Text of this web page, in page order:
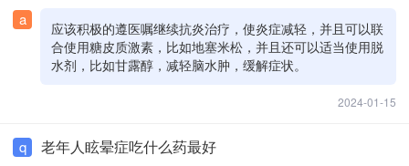
a
应该积极的遵医嘱继续抗炎治疗，使炎症减轻，并且可以联
合使用糖皮质激素，比如地塞米松，并且还可以适当使用脱
水剂，比如甘露醇，减轻脑水肿，缓解症状。
2024-01-15
q 老年人眩晕症吃什么药最好